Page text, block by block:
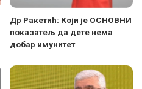
Др Ракетић: Који је ОСНОВНИ
показатељ да дете нема
добар имунитет